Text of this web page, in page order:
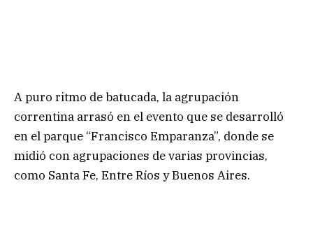
A puro ritmo de batucada, la agrupación
correntina arrasó en el evento que se desarrolló
en el parque “Francisco Emparanza”, donde se
midió con agrupaciones de varias provincias,
como Santa Fe, Entre Ríos y Buenos Aires.